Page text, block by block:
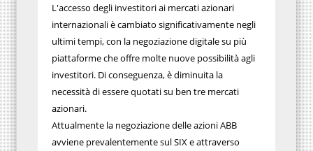
L'accesso degli investitori ai mercati azionari
internazionali è cambiato significativamente negli
ultimi tempi, con la negoziazione digitale su più
piattaforme che offre molte nuove possibilità agli
investitori. Di conseguenza, è diminuita la
necessità di essere quotati su ben tre mercati
azionari.
Attualmente la negoziazione delle azioni ABB
avviene prevalentemente sul SIX e attraverso